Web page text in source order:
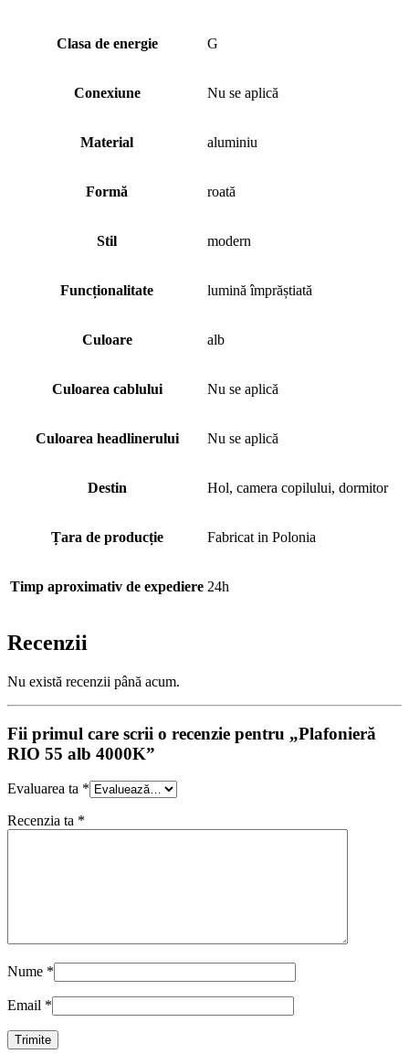
Clasa de energie G
Conexiune Nu se aplică
Material aluminiu
Formă roată
Stil modern
Funcționalitate lumină împrăștiată
Culoare alb
Culoarea cablului Nu se aplică
Culoarea headlinerului Nu se aplică
Destin Hol, camera copilului, dormitor
Țara de producție Fabricat in Polonia
Timp aproximativ de expediere 24h
Recenzii
Nu există recenzii până acum.
Fii primul care scrii o recenzie pentru „Plafonieră
RIO 55 alb 4000K”
Evaluarea ta *
Recenzia ta *
Nume *
Email *